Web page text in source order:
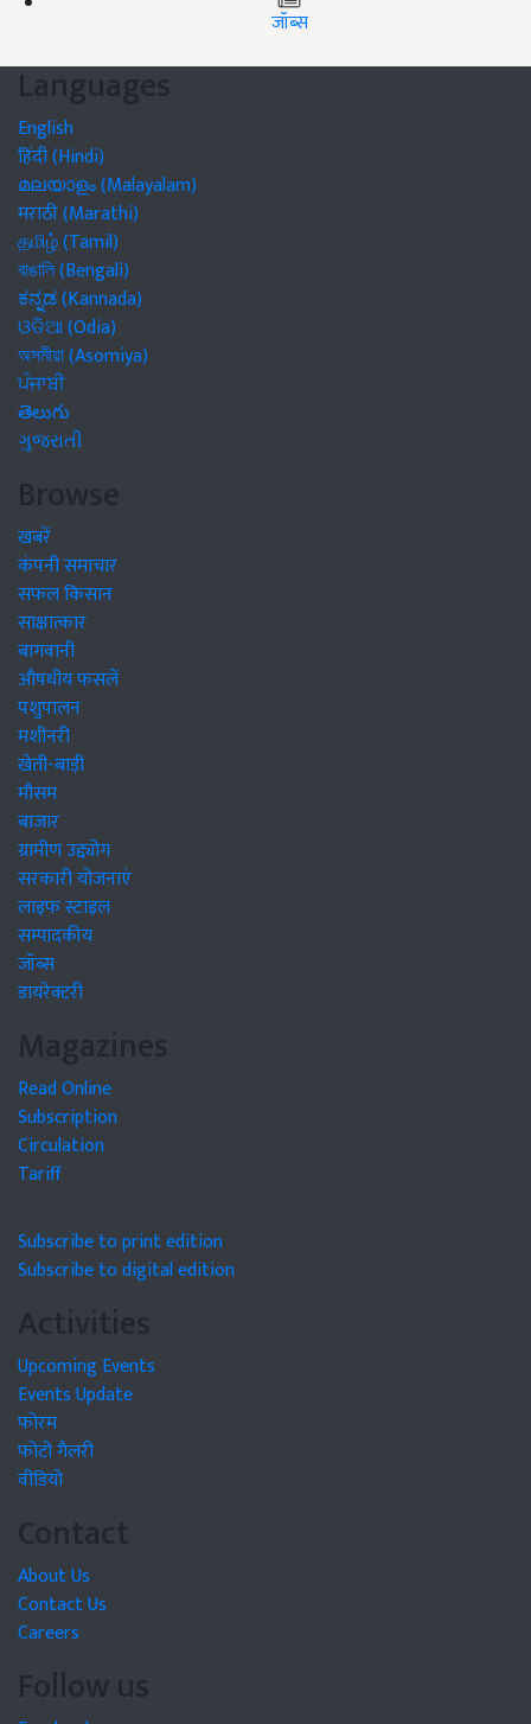
जॉब्स
Languages
English
हिंदी (Hindi)
മലയാളം (Malayalam)
मराठी (Marathi)
தமிழ் (Tamil)
বাঙালি (Bengali)
ಕನ್ನಡ (Kannada)
ଓଡିଆ (Odia)
অসমীয়া (Asomiya)
ਪੰਜਾਬੀ
తెలుగు
ગુજરાતી
Browse
खबरें
कंपनी समाचार
सफल किसान
साक्षात्कार
बागवानी
औषधीय फसलें
पशुपालन
मशीनरी
खेती-बाड़ी
मौसम
बाजार
ग्रामीण उद्द्योग
सरकारी योजनाएं
लाइफ स्टाइल
सम्पादकीय
जॉब्स
डायरेक्टरी
Magazines
Read Online
Subscription
Circulation
Tariff
Subscribe to print edition
Subscribe to digital edition
Activities
Upcoming Events
Events Update
फोरम
फोटो गैलरी
वीडियो
Contact
About Us
Contact Us
Careers
Follow us